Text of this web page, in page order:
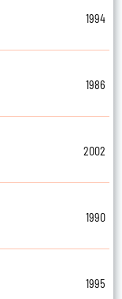
1994
1986
2002
1990
1995